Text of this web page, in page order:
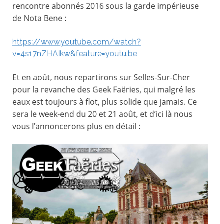
rencontre abonnés 2016 sous la garde impérieuse
de Nota Bene :
https://www.youtube.com/watch?
v=4s17nZHAIkw&feature=youtu.be
Et en août, nous repartirons sur Selles-Sur-Cher
pour la revanche des Geek Faëries, qui malgré les
eaux est toujours à flot, plus solide que jamais. Ce
sera le week-end du 20 et 21 août, et d’ici là nous
vous l’annoncerons plus en détail :